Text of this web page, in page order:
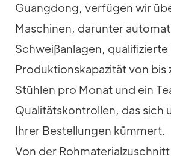
Guangdong, verfügen wir
Maschinen, darunter
Schweißanlagen, qualifizierte
Produktionskapazität von
Stühlen pro Monat und ein
Qualitätskontrollen, das sich
Ihrer Bestellungen kümmert.
Von der